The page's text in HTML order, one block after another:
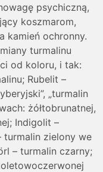
psychiczną,
koszmarom,
kamień ochronny.
turmalinu
od koloru, i tak:
Rubelit –
„turmalin
żółtobrunatnej,
Indigolit –
turmalin zielony we
– turmalin czarny;